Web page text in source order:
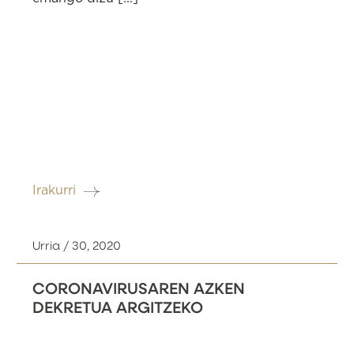
Irakurri
Urria / 30, 2020
CORONAVIRUSAREN AZKEN
DEKRETUA ARGITZEKO